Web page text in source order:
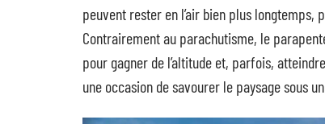
peuvent rester en l’air bien plus
Contrairement au parachutisme, le
pour gagner de l’altitude et, parfois,
une occasion de savourer le paysage sous